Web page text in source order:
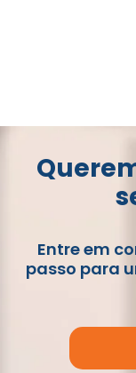
Entre em
passo para